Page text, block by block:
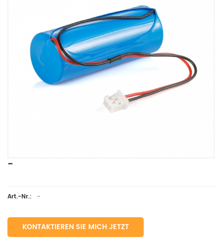
-
Art.-Nr.: -
KONTAKTIEREN SIE MICH JETZT